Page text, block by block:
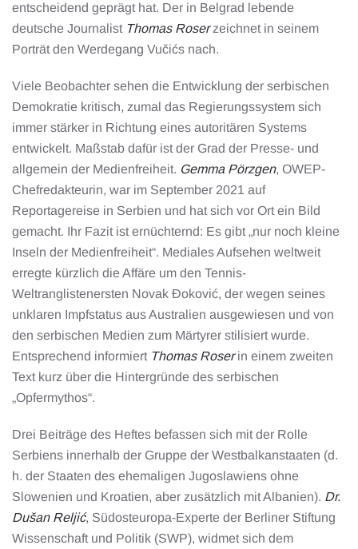
entscheidend geprägt hat. Der in Belgrad lebende
deutsche Journalist Thomas Roserzeichnet in seinem
Porträt den Werdegang Vučićs nach.
Viele Beobachter sehen die Entwicklung der serbischen
Demokratie kritisch, zumal das Regierungssystem sich
immer stärker in Richtung eines autoritären Systems
entwickelt. Maßstab dafür ist der Grad der Presse- und
allgemein der Medienfreiheit. Gemma Pörzgen, OWEP-
Chefredakteurin, war im September 2021 auf
Reportagereise in Serbien und hat sich vor Ort ein Bild
gemacht. Ihr Fazit ist ernüchternd: Es gibt „nur noch kleine
Inseln der Medienfreiheit“. Mediales Aufsehen weltweit
erregte kürzlich die Affäre um den Tennis-
Weltranglistenersten Novak Đoković, der wegen seines
unklaren Impfstatus aus Australien ausgewiesen und von
den serbischen Medien zum Märtyrer stilisiert wurde.
Entsprechend informiert Thomas Roserin einem zweiten
Text kurz über die Hintergründe des serbischen
„Opfermythos“.
Drei Beiträge des Heftes befassen sich mit der Rolle
Serbiens innerhalb der Gruppe der Westbalkanstaaten (d.
h. der Staaten des ehemaligen Jugoslawiens ohne
Slowenien und Kroatien, aber zusätzlich mit Albanien). Dr.
Dušan Reljić, Südosteuropa-Experte der Berliner Stiftung
Wissenschaft und Politik (SWP), widmet sich dem